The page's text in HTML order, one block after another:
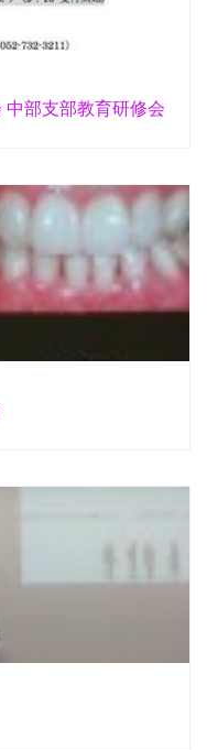
平成25年度 日本臨床歯周病学会 中部支部教育研修会